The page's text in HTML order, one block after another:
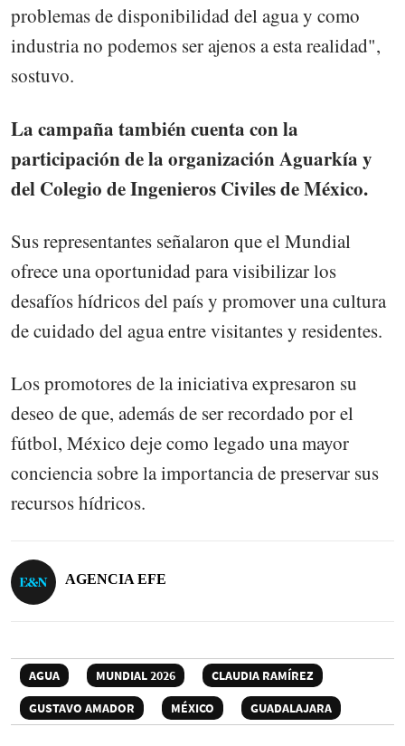
problemas de disponibilidad del agua y como
industria no podemos ser ajenos a esta realidad",
sostuvo.
La campaña también cuenta con la
participación de la organización Aguarkía y
del Colegio de Ingenieros Civiles de México.
Sus representantes señalaron que el Mundial
ofrece una oportunidad para visibilizar los
desafíos hídricos del país y promover una cultura
de cuidado del agua entre visitantes y residentes.
Los promotores de la iniciativa expresaron su
deseo de que, además de ser recordado por el
fútbol, México deje como legado una mayor
conciencia sobre la importancia de preservar sus
recursos hídricos.
AGENCIA EFE
AGUA MUNDIAL 2026
CLAUDIA RAMÍREZ
GUSTAVO AMADOR
MÉXICO GUADALAJARA